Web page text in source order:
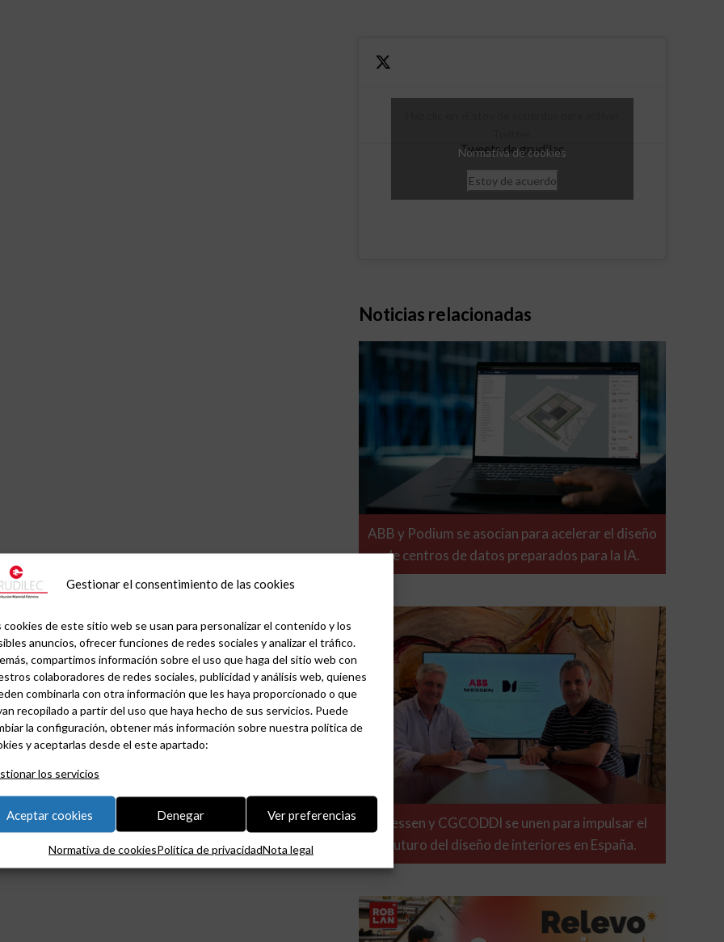
Gestionar el consentimiento de las cookies
cookies de este sitio web se usan para personalizar el contenido y los
anuncios, ofrecer funciones de redes sociales y analizar el tráfico.
compartimos información sobre el uso que haga del sitio web con
colaboradores de redes sociales, publicidad y análisis web, quienes
combinarla con otra información que les haya proporcionado o que
recopilado a partir del uso que haya hecho de sus servicios. Puede
la configuración, obtener más información sobre nuestra política de
y aceptarlas desde el este apartado:
los servicios
Aceptar cookies Denegar Ver preferencias
Normativa de cookiesPolítica de privacidadNota legal
Tweets de grudilec
Normativa de cookies
Estoy de acuerdo
Noticias relacionadas
ABB y Podium se asocian para acelerar el diseño
de centros de datos preparados para la IA.
Niessen y CGCODDI se unen para impulsar el
futuro del diseño de interiores en España.